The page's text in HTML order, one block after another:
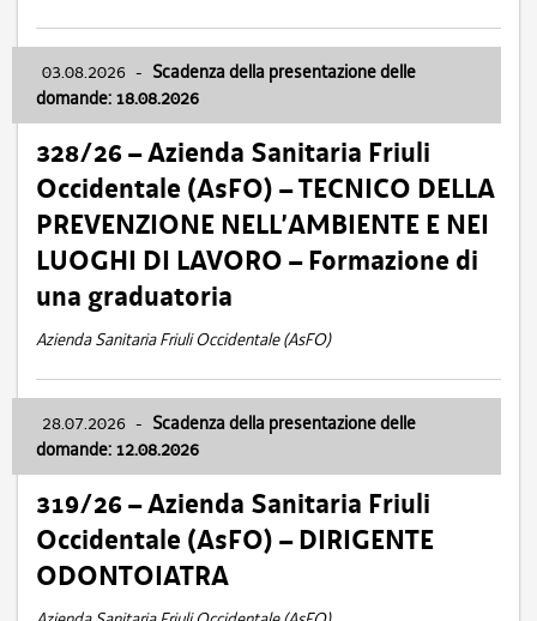
03.08.2026 - Scadenza della presentazione delle
domande: 18.08.2026
328/26 – Azienda Sanitaria Friuli
Occidentale (AsFO) – TECNICO DELLA
PREVENZIONE NELL’AMBIENTE E NEI
LUOGHI DI LAVORO – Formazione di
una graduatoria
Azienda Sanitaria Friuli Occidentale (AsFO)
28.07.2026 - Scadenza della presentazione delle
domande: 12.08.2026
319/26 – Azienda Sanitaria Friuli
Occidentale (AsFO) – DIRIGENTE
ODONTOIATRA